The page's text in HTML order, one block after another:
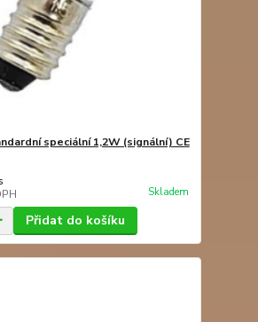
speciální 1,2W (signální) CE
Skladem
Přidat do košíku